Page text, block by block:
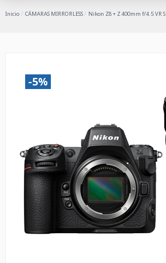
Inicio CÁMARAS MIRRORLESS Nikon Z8 + Z 400mm f/4.5 VR S
-5%